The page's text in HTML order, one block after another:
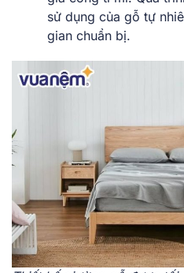
sử dụng của gỗ tự
gian chuẩn bị.